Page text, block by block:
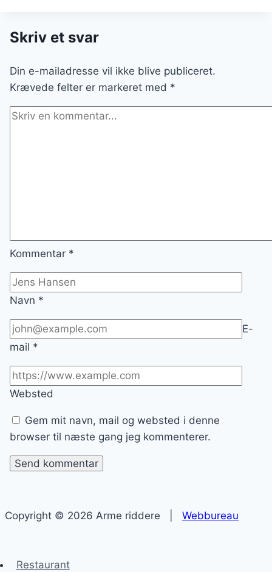
Skriv et svar
Din e-mailadresse vil ikke blive publiceret.
Krævede felter er markeret med *
Kommentar *
Navn *
E-
mail *
Websted
Gem mit navn, mail og websted i denne
browser til næste gang jeg kommenterer.
Copyright © 2026 Arme riddere | Webbureau
Restaurant